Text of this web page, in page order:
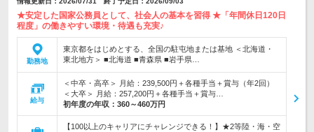
★安定した国家公務員として、社会人の基本を習得 ★「年間休日120日
程度」の働きやすい環境・待遇も充実♪
勤務地
東京都をはじめとする、全国の駐屯地または基地 ＜北海道・
東北地方＞ ■北海道 ■青森県 ■岩手県…
給与
＜中卒・高卒＞ 月給：239,500円＋各種手当＋賞与（年2回）
＜大卒＞ 月給：257,200円＋各種手当＋賞与…
初年度の年収： 360～460万円
【100以上のキャリアにチャレンジできる！】★2等陸・海・空